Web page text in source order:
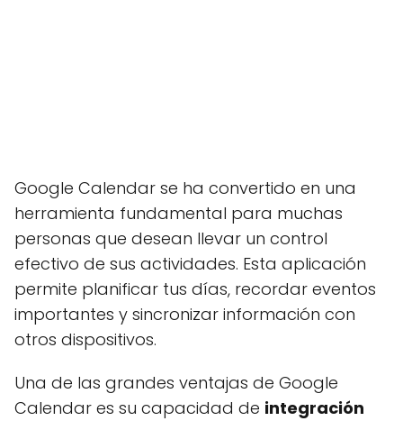
Google Calendar se ha convertido en una
herramienta fundamental para muchas
personas que desean llevar un control
efectivo de sus actividades. Esta aplicación
permite planificar tus días, recordar eventos
importantes y sincronizar información con
otros dispositivos.
Una de las grandes ventajas de Google
Calendar es su capacidad de integración